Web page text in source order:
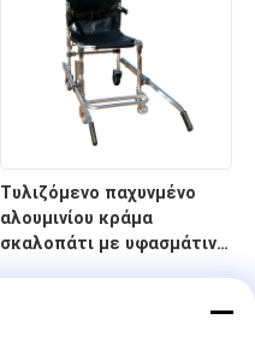
Τυλιζόμενο παχυνμένο
αλουμινίου κράμα
σκαλοπάτι με υφασμάτινο